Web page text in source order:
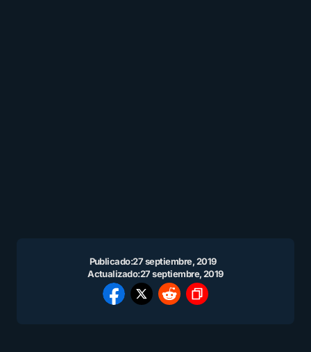
Publicado:27 septiembre, 2019
Actualizado:27 septiembre, 2019